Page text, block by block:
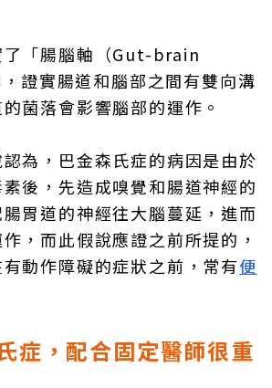
了「腸腦軸（Gut-brain
證實腸道和腦部之間有雙向溝
菌落會影響腦部的運作。
為，巴金森氏症的病因是由於
後，先造成嗅覺和腸道神經的
胃道的神經往大腦蔓延，進而
，而此假說應證之前所提的，
動作障礙的症狀之前，常有便
症，配合固定醫師很重